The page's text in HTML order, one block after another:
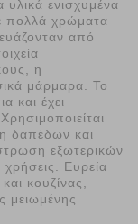
ενισχυμένα
πολλά χρώματα
από
η
μάρμαρα. Το
και έχει
δαπέδων και
εξωτερικών
Ευρεία
κουζίνας,
μειωμένης